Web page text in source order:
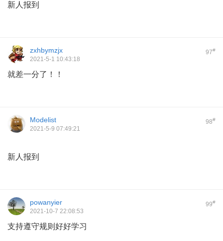
新人报到
97#
zxhbymzjx
2021-5-1 10:43:18
就差一分了！！
98#
Modelist
2021-5-9 07:49:21
新人报到
99#
powanyier
2021-10-7 22:08:53
支持遵守规则好好学习